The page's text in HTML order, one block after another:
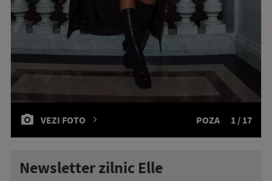
VEZI FOTO POZA 1 / 17
Newsletter zilnic Elle